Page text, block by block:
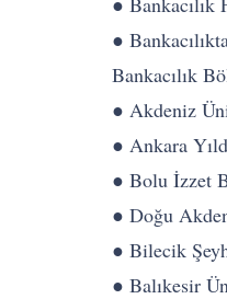
●
Bankacılık
● Akdeniz
● Ankara
● Bolu İzzet
● Doğu
● Bilecik
● Balıkesir